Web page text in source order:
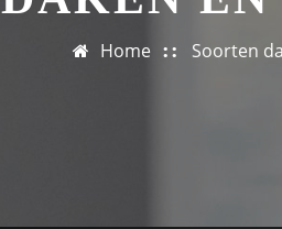
Home Soorten